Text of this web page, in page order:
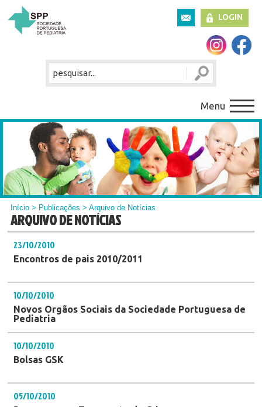
LOGIN
Menu
Início > Publicações > Arquivo de Notícias
ARQUIVO DE NOTÍCIAS
23/10/2010
Encontros de pais 2010/2011
10/10/2010
Novos Orgãos Sociais da Sociedade Portuguesa de
Pediatria
10/10/2010
Bolsas GSK
05/10/2010